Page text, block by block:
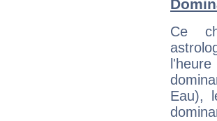
Ce
Eau),